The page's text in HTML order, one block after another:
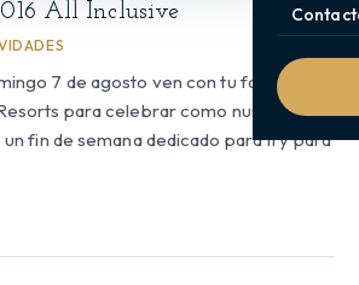
All Inclusive
7 de agosto ven con tu familia y
para celebrar como nunca!.
fin de semana dedicado para ti y para